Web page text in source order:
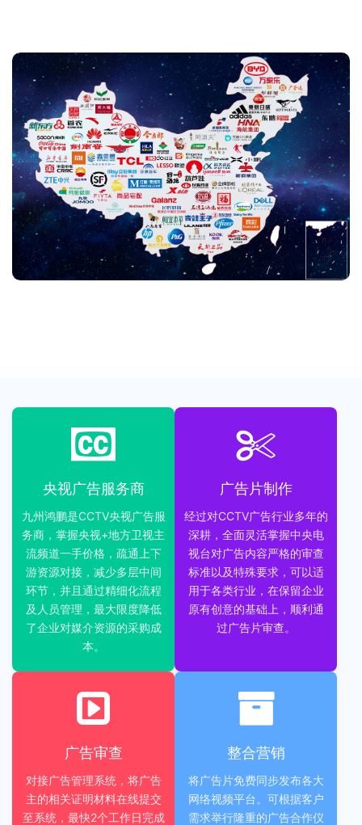
央视广告服务商
九州鸿鹏是CCTV央视广告服
务商，掌握央视+地方卫视主
流频道一手价格，疏通上下
游资源对接，减少多层中间
环节，并且通过精细化流程
及人员管理，最大限度降低
了企业对媒介资源的采购成
本。
广告片制作
经过对CCTV广告行业多年的
深耕，全面灵活掌握中央电
视台对广告内容严格的审查
标准以及特殊要求，可以适
用于各类行业，在保留企业
原有创意的基础上，顺利通
过广告片审查。
广告审查
对接广告管理系统，将广告
主的相关证明材料在线提交
至系统，最快2个工作日完成
整合营销
将广告片免费同步发布各大
网络视频平台。可根据客户
需求举行隆重的广告合作仪